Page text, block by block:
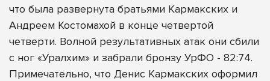
что была развернута братьями Кармакских и
Андреем Костомахой в конце четвертой
четверти. Волной результативных атак они сбили
с ног «Уралхим» и забрали бронзу УрФО - 82:74.
Примечательно, что Денис Кармакских оформил